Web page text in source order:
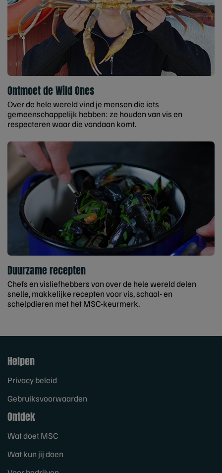
Ontmoet de Wild Ones
Over de hele wereld vind je mensen die iets
gemeenschappelijk hebben: ze houden van vis en
respecteren waar die vandaan komt.
Duurzame recepten
Chefs en visliefhebbers van over de hele wereld delen
snelle, makkelijke recepten voor vis, schaal- en
schelpdieren met het MSC-keurmerk.
Helpen
Privacy beleid
Gebruiksvoorwaarden
Ontdek
Wat doet MSC
Wat kun jij doen